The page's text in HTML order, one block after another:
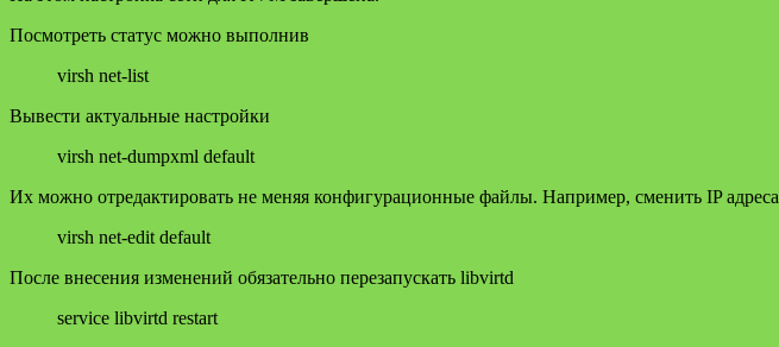
Посмотреть статус можно выполнив
virsh net-list
Вывести актуальные настройки
virsh net-dumpxml default
Их можно отредактировать не меняя конфигурационные файлы. Например, сменить IP адреса
virsh net-edit default
После внесения изменений обязательно перезапускать libvirtd
service libvirtd restart